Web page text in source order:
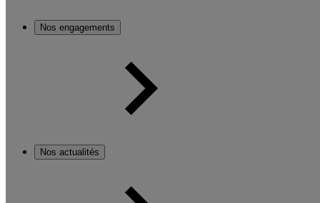
Nos engagements
Nos actualités